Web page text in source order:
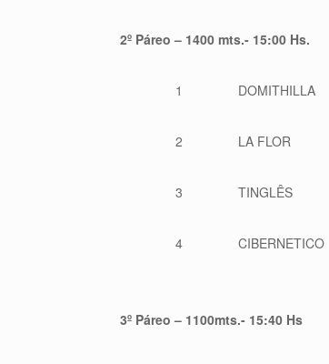
2º Páreo – 1400 mts.- 15:00 Hs.
1 DOMITHILLA
2 LA FLOR
3 TINGLÊS
4 CIBERNETICO
3º Páreo – 1100mts.- 15:40 Hs